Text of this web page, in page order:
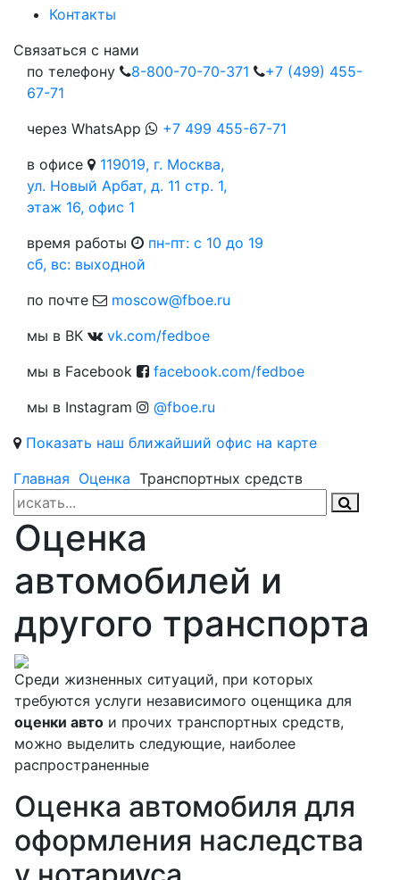
Контакты
Cвязаться с нами
по телефону
8-800-70-70-371
+7 (499) 455-
67-71
через WhatsApp
+7 499 455-67-71
в офисе
119019, г. Москва,
ул. Новый Арбат, д. 11 стр. 1,
этаж 16, офис 1
время работы
пн-пт: c 10 до 19
сб, вс: выходной
по почте
moscow@fboe.ru
мы в ВК
vk.com/fedboe
мы в Facebook
facebook.com/fedboe
мы в Instagram
@fboe.ru
Показать наш ближайший офис на карте
Главная Оценка Транспортных средств
Оценка
автомобилей и
другого транспорта
Среди жизненных ситуаций, при которых
требуются услуги независимого оценщика для
оценки авто и прочих транспортных средств,
можно выделить следующие, наиболее
распространенные
Оценка автомобиля для
оформления наследства